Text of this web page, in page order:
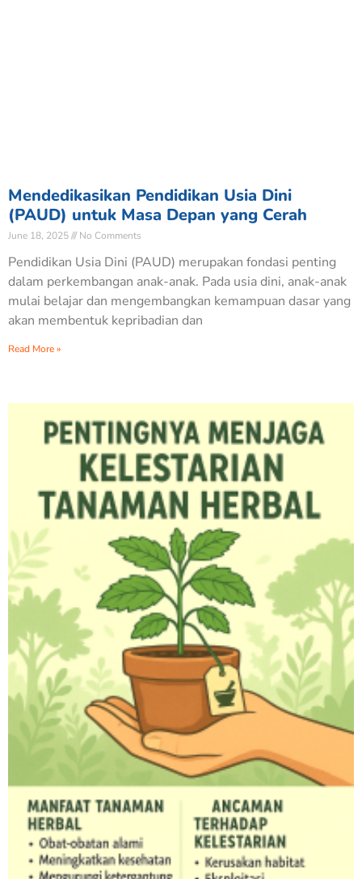
Mendedikasikan Pendidikan Usia Dini
(PAUD) untuk Masa Depan yang Cerah
June 18, 2025 No Comments
Pendidikan Usia Dini (PAUD) merupakan fondasi penting
dalam perkembangan anak-anak. Pada usia dini, anak-anak
mulai belajar dan mengembangkan kemampuan dasar yang
akan membentuk kepribadian dan
Read More »